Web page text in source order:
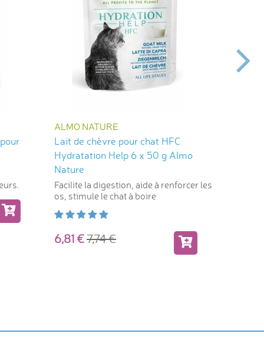
ALMO NATURE
Lait de chèvre pour chat HFC
Hydratation Help 6 x 50 g Almo
Nature
Facilite la digestion, aide à renforcer les
os, stimule le chat à boire
6,817,74